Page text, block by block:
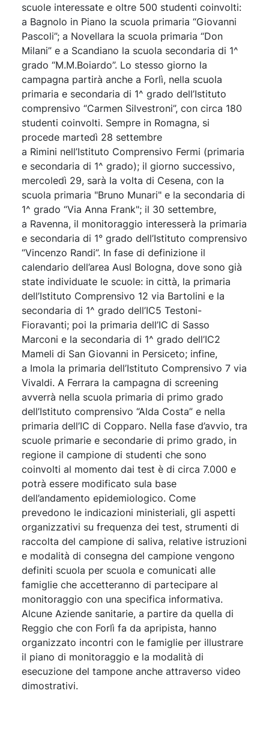
scuole interessate e oltre 500 studenti coinvolti:
a Bagnolo in Piano la scuola primaria “Giovanni
Pascoli”; a Novellara la scuola primaria “Don
Milani” e a Scandiano la scuola secondaria di 1^
grado “M.M.Boiardo”. Lo stesso giorno la
campagna partirà anche a Forlì, nella scuola
primaria e secondaria di 1^ grado dell’Istituto
comprensivo “Carmen Silvestroni”, con circa 180
studenti coinvolti. Sempre in Romagna, si
procede martedì 28 settembre
a Rimini nell’Istituto Comprensivo Fermi (primaria
e secondaria di 1^ grado); il giorno successivo,
mercoledì 29, sarà la volta di Cesena, con la
scuola primaria "Bruno Munari" e la secondaria di
1^ grado “Via Anna Frank"; il 30 settembre,
a Ravenna, il monitoraggio interesserà la primaria
e secondaria di 1° grado dell’Istituto comprensivo
“Vincenzo Randi”. In fase di definizione il
calendario dell’area Ausl Bologna, dove sono già
state individuate le scuole: in città, la primaria
dell’Istituto Comprensivo 12 via Bartolini e la
secondaria di 1^ grado dell’IC5 Testoni-
Fioravanti; poi la primaria dell’IC di Sasso
Marconi e la secondaria di 1^ grado dell’IC2
Mameli di San Giovanni in Persiceto; infine,
a Imola la primaria dell’Istituto Comprensivo 7 via
Vivaldi. A Ferrara la campagna di screening
avverrà nella scuola primaria di primo grado
dell’Istituto comprensivo “Alda Costa” e nella
primaria dell’IC di Copparo. Nella fase d’avvio, tra
scuole primarie e secondarie di primo grado, in
regione il campione di studenti che sono
coinvolti al momento dai test è di circa 7.000 e
potrà essere modificato sula base
dell’andamento epidemiologico. Come
prevedono le indicazioni ministeriali, gli aspetti
organizzativi su frequenza dei test, strumenti di
raccolta del campione di saliva, relative istruzioni
e modalità di consegna del campione vengono
definiti scuola per scuola e comunicati alle
famiglie che accetteranno di partecipare al
monitoraggio con una specifica informativa.
Alcune Aziende sanitarie, a partire da quella di
Reggio che con Forlì fa da apripista, hanno
organizzato incontri con le famiglie per illustrare
il piano di monitoraggio e la modalità di
esecuzione del tampone anche attraverso video
dimostrativi.